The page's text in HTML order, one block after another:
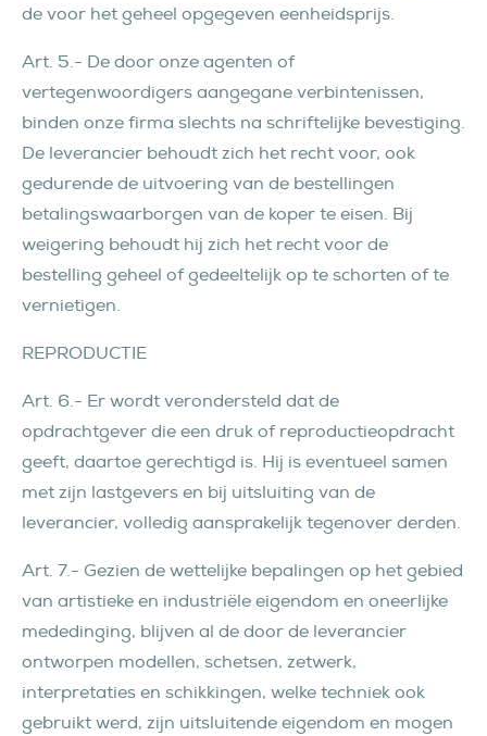
de voor het geheel opgegeven eenheidsprijs.
Art. 5.- De door onze agenten of
vertegenwoordigers aangegane verbintenissen,
binden onze firma slechts na schriftelijke bevestiging.
De leverancier behoudt zich het recht voor, ook
gedurende de uitvoering van de bestellingen
betalingswaarborgen van de koper te eisen. Bij
weigering behoudt hij zich het recht voor de
bestelling geheel of gedeeltelijk op te schorten of te
vernietigen.
REPRODUCTIE
Art. 6.- Er wordt verondersteld dat de
opdrachtgever die een druk of reproductieopdracht
geeft, daartoe gerechtigd is. Hij is eventueel samen
met zijn lastgevers en bij uitsluiting van de
leverancier, volledig aansprakelijk tegenover derden.
Art. 7.- Gezien de wettelijke bepalingen op het gebied
van artistieke en industriële eigendom en oneerlijke
mededinging, blijven al de door de leverancier
ontworpen modellen, schetsen, zetwerk,
interpretaties en schikkingen, welke techniek ook
gebruikt werd, zijn uitsluitende eigendom en mogen